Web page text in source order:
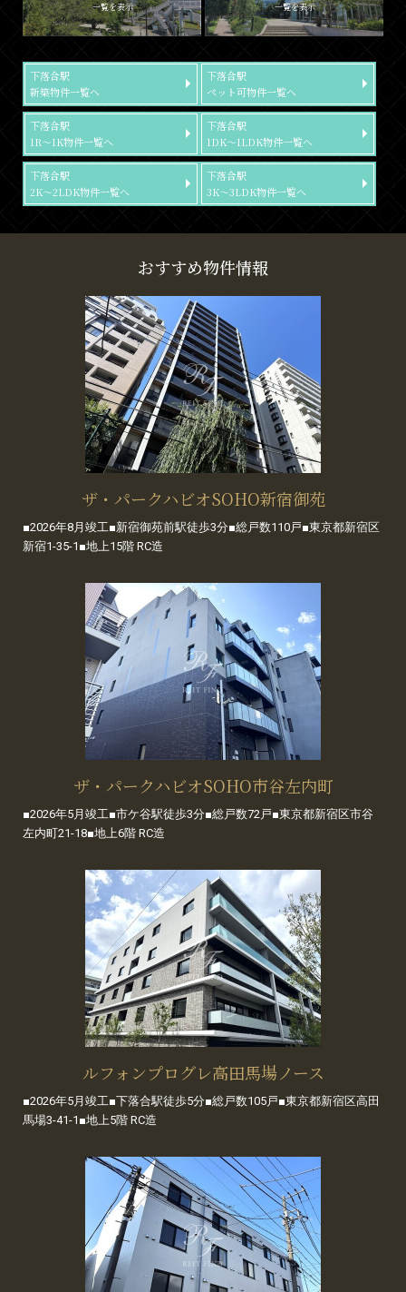
一覧を表示 一覧を表示
下落合駅
新築物件一覧へ
下落合駅
ペット可物件一覧へ
下落合駅
1R～1K物件一覧へ
下落合駅
1DK～1LDK物件一覧へ
下落合駅
2K～2LDK物件一覧へ
下落合駅
3K～3LDK物件一覧へ
おすすめ物件情報
ザ・パークハビオSOHO新宿御苑
■2026年8月竣工■新宿御苑前駅徒歩3分■総戸数110戸■東京都新宿区
新宿1-35-1■地上15階 RC造
ザ・パークハビオSOHO市谷左内町
■2026年5月竣工■市ケ谷駅徒歩3分■総戸数72戸■東京都新宿区市谷
左内町21-18■地上6階 RC造
ルフォンプログレ高田馬場ノース
■2026年5月竣工■下落合駅徒歩5分■総戸数105戸■東京都新宿区高田
馬場3-41-1■地上5階 RC造